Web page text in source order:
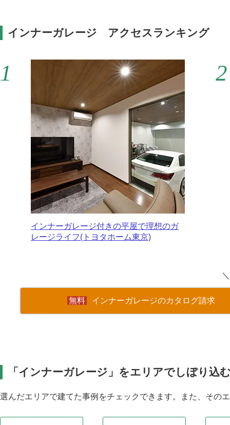
インナーガレージ アクセスランキング
インナーガレージ付きの平屋で理想のガ
レージライフ(トヨタホーム東京)
インナーガレージのカタログ請求
「インナーガレージ」をエリアでしぼり込
選んだエリアで建てた事例をチェックできます。また、その